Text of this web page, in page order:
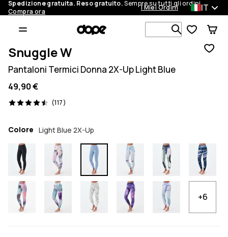
Spedizione gratuita. Reso gratuito.Sempre su tutti gli ordini.
Compra ora
I Miei Ordini IT
Cerca tra 1
Snuggle W
Pantaloni Termici Donna 2X-Up Light Blue
49,90 €
(117)
117 recensioni, 4.5/5
Colore Light Blue 2X-Up
+6